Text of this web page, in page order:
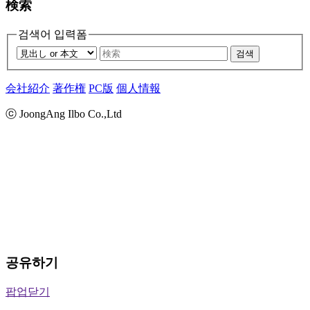
検索
검색어 입력폼
검색
会社紹介 著作権 PC版 個人情報
ⓒ JoongAng Ilbo Co.,Ltd
공유하기
팝업닫기